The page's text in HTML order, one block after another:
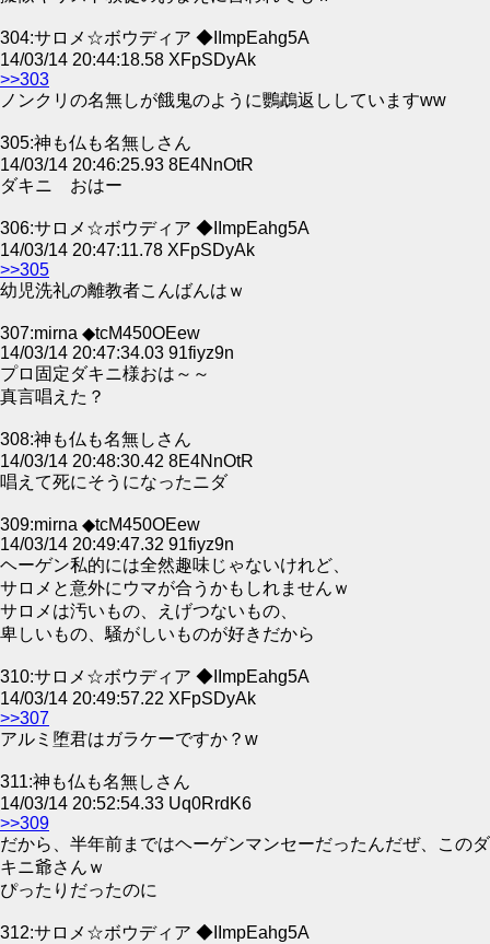
304:サロメ☆ボウディア ◆IImpEahg5A
14/03/14 20:44:18.58 XFpSDyAk
>>303
ノンクリの名無しが餓鬼のように鸚鵡返ししていますww
305:神も仏も名無しさん
14/03/14 20:46:25.93 8E4NnOtR
ダキニ おはー
306:サロメ☆ボウディア ◆IImpEahg5A
14/03/14 20:47:11.78 XFpSDyAk
>>305
幼児洗礼の離教者こんばんはｗ
307:mirna ◆tcM450OEew
14/03/14 20:47:34.03 91fiyz9n
プロ固定ダキニ様おは～～
真言唱えた？
308:神も仏も名無しさん
14/03/14 20:48:30.42 8E4NnOtR
唱えて死にそうになったニダ
309:mirna ◆tcM450OEew
14/03/14 20:49:47.32 91fiyz9n
ヘーゲン私的には全然趣味じゃないけれど、
サロメと意外にウマが合うかもしれませんｗ
サロメは汚いもの、えげつないもの、
卑しいもの、騒がしいものが好きだから
310:サロメ☆ボウディア ◆IImpEahg5A
14/03/14 20:49:57.22 XFpSDyAk
>>307
アルミ堕君はガラケーですか？w
311:神も仏も名無しさん
14/03/14 20:52:54.33 Uq0RrdK6
>>309
だから、半年前まではヘーゲンマンセーだったんだぜ、このダ
キニ爺さんｗ
ぴったりだったのに
312:サロメ☆ボウディア ◆IImpEahg5A